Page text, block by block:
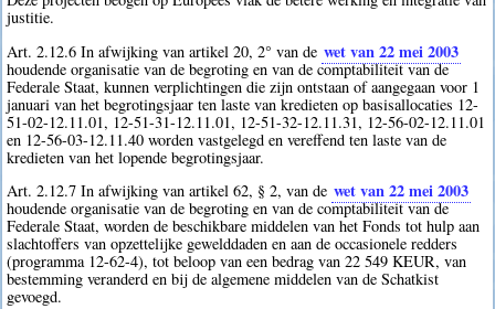
justitie.
Art. 2.12.6 In afwijking van artikel 20, 2° van de wet van 22 mei 2003
houdende organisatie van de begroting en van de comptabiliteit van de
Federale Staat, kunnen verplichtingen die zijn ontstaan of aangegaan voor 1
januari van het begrotingsjaar ten laste van kredieten op basisallocaties 12-
51-02-12.11.01, 12-51-31-12.11.01, 12-51-32-12.11.31, 12-56-02-12.11.01
en 12-56-03-12.11.40 worden vastgelegd en vereffend ten laste van de
kredieten van het lopende begrotingsjaar.
Art. 2.12.7 In afwijking van artikel 62, § 2, van de wet van 22 mei 2003
houdende organisatie van de begroting en van de comptabiliteit van de
Federale Staat, worden de beschikbare middelen van het Fonds tot hulp aan
slachtoffers van opzettelijke gewelddaden en aan de occasionele redders
(programma 12-62-4), tot beloop van een bedrag van 22 549 KEUR, van
bestemming veranderd en bij de algemene middelen van de Schatkist
gevoegd.